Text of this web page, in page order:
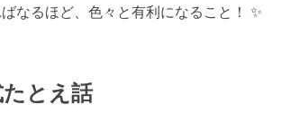
なるほど、色々と有利になること！ ✨
とえ話